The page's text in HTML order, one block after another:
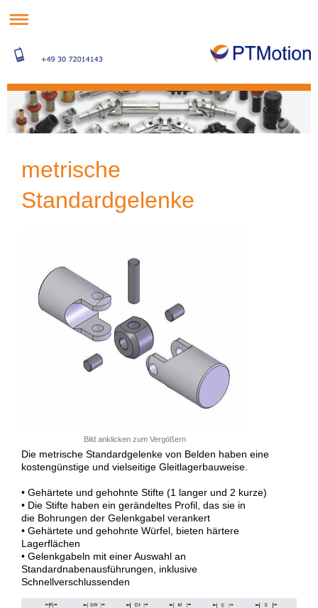
metrische
Standardgelenke
Bild anklicken zum Vergößern
Die metrische Standardgelenke von Belden haben eine
kostengünstige und vielseitige Gleitlagerbauweise.
• Gehärtete und gehohnte Stifte (1 langer und 2 kurze)
• Die Stifte haben ein gerändeltes Profil, das sie in
die Bohrungen der Gelenkgabel verankert
• Gehärtete und gehohnte Würfel, bieten härtere
Lagerflächen
• Gelenkgabeln mit einer Auswahl an
Standardnabenausführungen, inklusive
Schnellverschlussenden